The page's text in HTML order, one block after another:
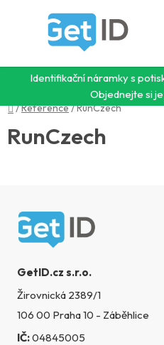
Identifikační náramky s
Objednejte si je
Domů
/Reference/RunCzech
RunCzech
Zápatí
GetID.cz s.r.o.
Žirovnická 2389/1
106 00 Praha 10 - Záběhlice
IČ:04845005